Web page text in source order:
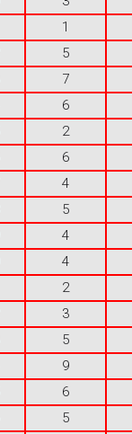
1
5
7
6
2
6
4
5
4
4
2
3
5
9
6
5